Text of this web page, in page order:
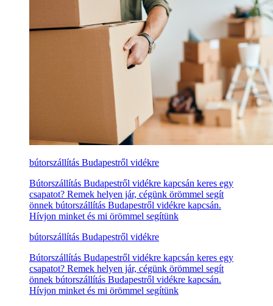
bútorszállítás Budapestről vidékre
Bútorszállítás Budapestről vidékre kapcsán keres egy
csapatot? Remek helyen jár, cégünk örömmel segít
önnek bútorszállítás Budapestről vidékre kapcsán.
Hívjon minket és mi örömmel segítünk
bútorszállítás Budapestről vidékre
Bútorszállítás Budapestről vidékre kapcsán keres egy
csapatot? Remek helyen jár, cégünk örömmel segít
önnek bútorszállítás Budapestről vidékre kapcsán.
Hívjon minket és mi örömmel segítünk